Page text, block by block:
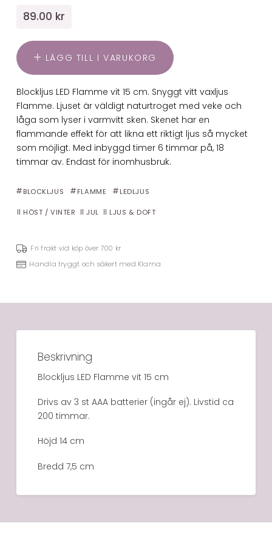
89.00 kr
LÄGG TILL I VARUKORG
Blockljus LED Flamme vit 15 cm. Snyggt vitt vaxljus
Flamme. Ljuset är väldigt naturtroget med veke och
låga som lyser i varmvitt sken. Skenet har en
flammande effekt för att likna ett riktigt ljus så mycket
som möjligt. Med inbyggd timer 6 timmar på, 18
timmar av. Endast för inomhusbruk.
BLOCKLJUS FLAMME LEDLJUS
HÖST / VINTER JUL LJUS & DOFT
Fri frakt vid köp över 700 kr
Handla tryggt och säkert med Klarna
Beskrivning
Blockljus LED Flamme vit 15 cm
Drivs av 3 st AAA batterier (ingår ej). Livstid ca
200 timmar.
Höjd 14 cm
Bredd 7,5 cm